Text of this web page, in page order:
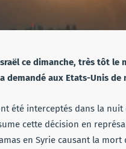
ce dimanche, très tôt le
demandé aux Etats-Unis de
été interceptés dans la
cette décision en
en Syrie causant la